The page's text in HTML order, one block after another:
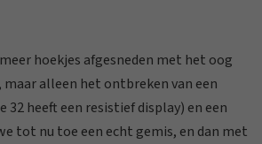
hoekjes afgesneden met het oog
maar alleen het ontbreken van een
32 heeft een resistief display) en een
tot nu toe een echt gemis, en dan met